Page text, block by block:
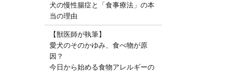
犬の慢性腸症と「食事療法」の本
当の理由
【獣医師が執筆】
愛犬のそのかゆみ、食べ物が原
因？
今日から始める食物アレルギーの